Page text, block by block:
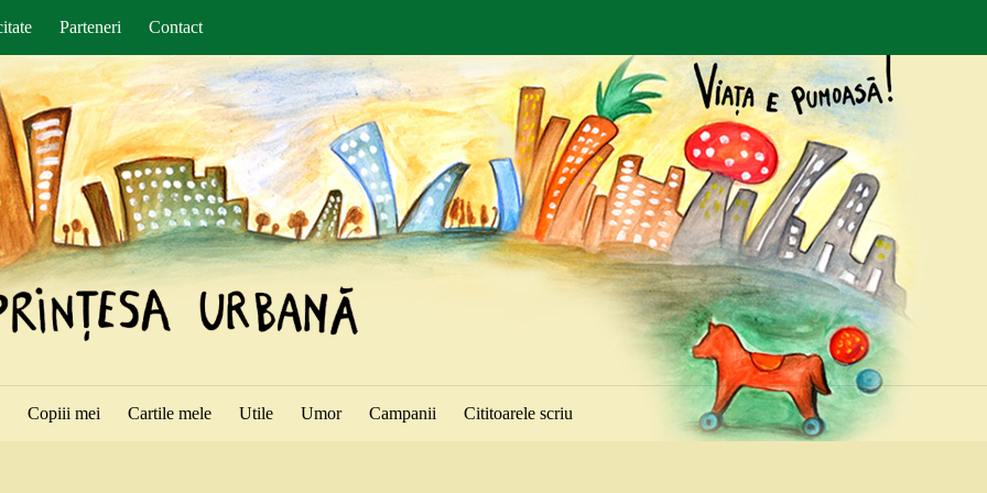
Parteneri Contact
Copiii mei Cartile mele Utile Umor Campanii Cititoarele scriu